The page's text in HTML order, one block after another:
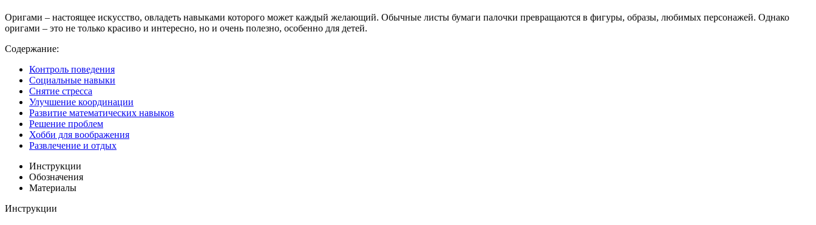
Оригами – настоящее искусство, овладеть навыками которого может каждый желающий. Обычные листы бумаги палочки превращаются в фигуры, образы, любимых персонажей. Однако
оригами – это не только красиво и интересно, но и очень полезно, особенно для детей.
Содержание:
Контроль поведения
Социальные навыки
Снятие стресса
Улучшение координации
Развитие математических навыков
Решение проблем
Хобби для воображения
Развлечение и отдых
Инструкции
Обозначения
Материалы
Инструкции